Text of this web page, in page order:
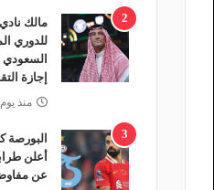
2
مالك
للدوري
السعودي
إجازة
منذ يوم
3
البورصة
أعلن
عن